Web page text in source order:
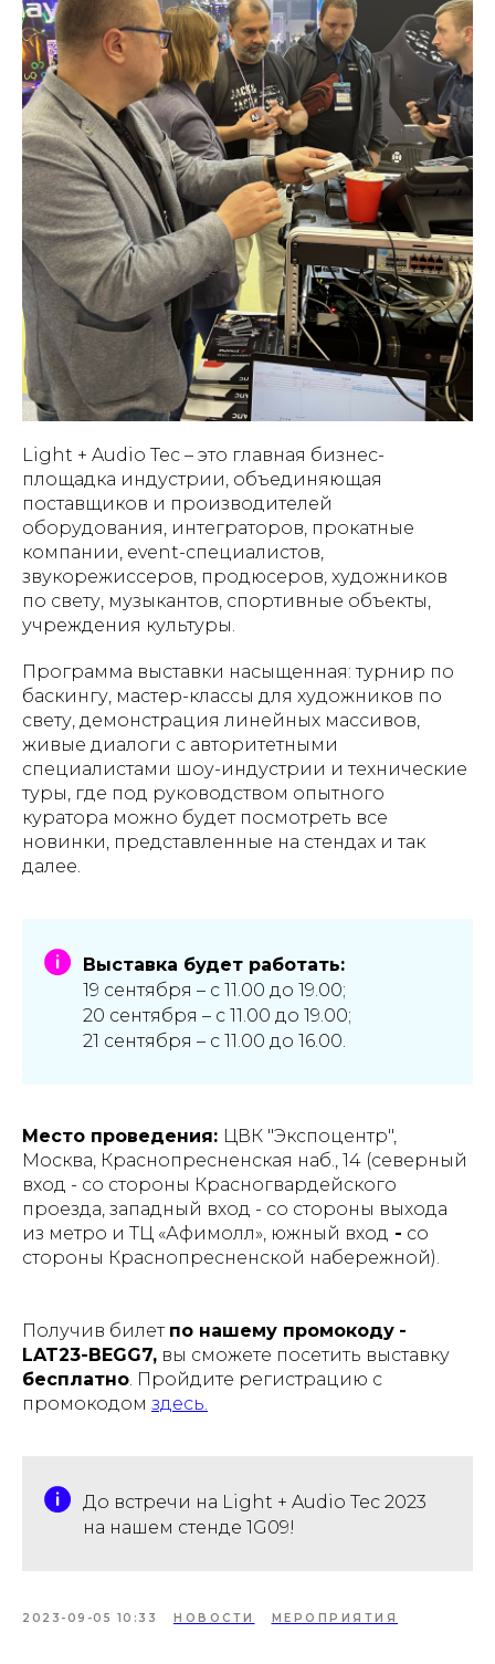
Light + Audio Tec – это главная бизнес-
площадка индустрии, объединяющая
поставщиков и производителей
оборудования, интеграторов, прокатные
компании, event-специалистов,
звукорежиссеров, продюсеров, художников
по свету, музыкантов, спортивные объекты,
учреждения культуры.
Программа выставки насыщенная: турнир по
баскингу, мастер-классы для художников по
свету, демонстрация линейных массивов,
живые диалоги с авторитетными
специалистами шоу-индустрии и технические
туры, где под руководством опытного
куратора можно будет посмотреть все
новинки, представленные на стендах и так
далее.
Выставка будет работать:
19 сентября – с 11.00 до 19.00;
20 сентября – с 11.00 до 19.00;
21 сентября – с 11.00 до 16.00.
Место проведения: ЦВК "Экспоцентр",
Москва, Краснопресненская наб., 14 (северный
вход - со стороны Красногвардейского
проезда, западный вход - со стороны выхода
из метро и ТЦ «Афимолл», южный вход - со
стороны Краснопресненской набережной).
Получив билет по нашему промокоду -
LAT23-BEGG7, вы сможете посетить выставку
бесплатно. Пройдите регистрацию с
промокодом здесь.
До встречи на Light + Audio Tec 2023
на нашем стенде 1G09!
2023-09-05 10:33 НОВОСТИ МЕРОПРИЯТИЯ